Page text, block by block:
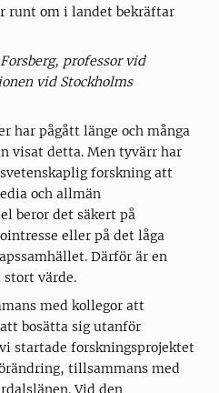
runt om i landet bekräftar
professor vid
vid Stockholms
har pågått länge och många
visat detta. Men tyvärr har
forskning att
och allmän
beror det säkert på
eller på det låga
Därför är en
stort värde.
med kollegor att
bosätta sig utanför
startade forskningsprojektet
tillsammans med
Vid den